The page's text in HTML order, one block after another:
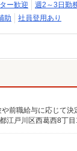
ー歓迎 週2～3日勤
助 社員登用あり
前職給与に応じて決
江戸川区西葛西8丁目